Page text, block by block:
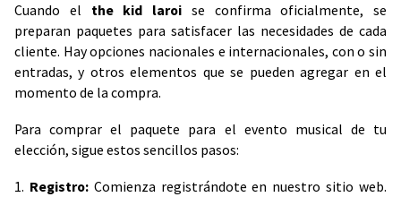
Cuando el the kid laroi se confirma oficialmente, se
preparan paquetes para satisfacer las necesidades de cada
cliente. Hay opciones nacionales e internacionales, con o sin
entradas, y otros elementos que se pueden agregar en el
momento de la compra.
Para comprar el paquete para el evento musical de tu
elección, sigue estos sencillos pasos:
1. Registro:Comienza registrándote en nuestro sitio web.